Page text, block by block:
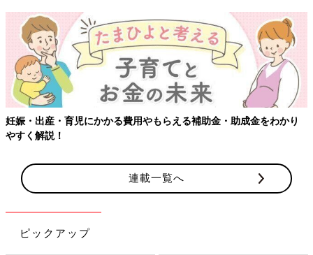
成金をわかり 【ワクチン接種できるものも】妊婦の感染症対策
連載一覧へ
ピックアップ